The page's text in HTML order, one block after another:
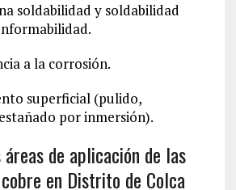
soldabilidad y soldabilidad
a la corrosión.
superficial (pulido,
por inmersión).
de aplicación de las
en Distrito de Colca